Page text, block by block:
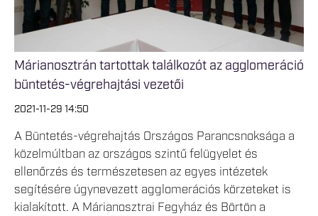
Márianosztrán tartottak találkozót az agglomeráció
büntetés-végrehajtási vezetői
2021-11-29 14:50
A Büntetés-végrehajtás Országos Parancsnoksága a
közelmúltban az országos szintű felügyelet és
ellenőrzés és természetesen az egyes intézetek
segítésére úgynevezett agglomerációs körzeteket is
kialakított. A Márianosztrai Fegyház és Börtön a